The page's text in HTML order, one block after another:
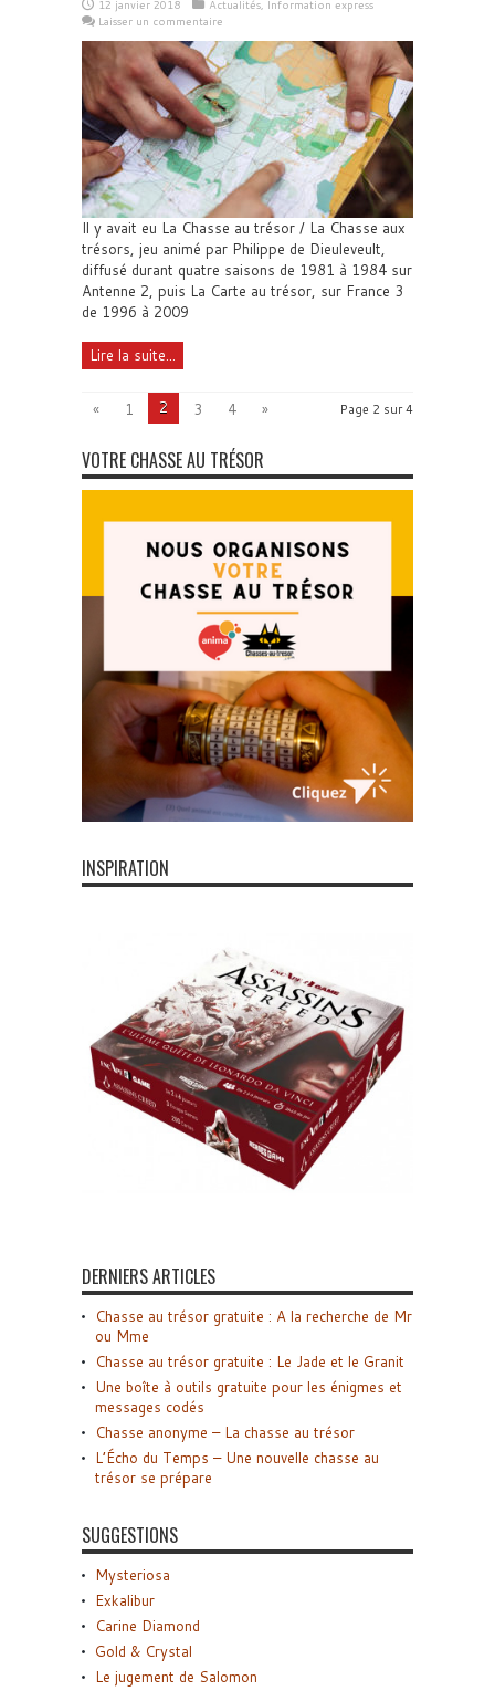
12 janvier 2018 Actualités, Information express
Laisser un commentaire
Il y avait eu La Chasse au trésor / La Chasse aux
trésors, jeu animé par Philippe de Dieuleveult,
diffusé durant quatre saisons de 1981 à 1984 sur
Antenne 2, puis La Carte au trésor, sur France 3
de 1996 à 2009
Lire la suite...
Page 2 sur 4
« 1 2 3 4 »
VOTRE CHASSE AU TRÉSOR
INSPIRATION
DERNIERS ARTICLES
Chasse au trésor gratuite : A la recherche de Mr
ou Mme
Chasse au trésor gratuite : Le Jade et le Granit
Une boîte à outils gratuite pour les énigmes et
messages codés
Chasse anonyme – La chasse au trésor
L’Écho du Temps – Une nouvelle chasse au
trésor se prépare
SUGGESTIONS
Mysteriosa
Exkalibur
Carine Diamond
Gold & Crystal
Le jugement de Salomon